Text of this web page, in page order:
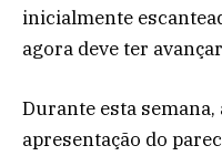
inicialmente
agora deve ter
Durante esta semana,
apresentação do